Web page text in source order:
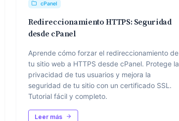
cPanel
Redireccionamiento HTTPS: Seguridad
desde cPanel
Aprende cómo forzar el redireccionamiento de
tu sitio web a HTTPS desde cPanel. Protege la
privacidad de tus usuarios y mejora la
seguridad de tu sitio con un certificado SSL.
Tutorial fácil y completo.
Leer más